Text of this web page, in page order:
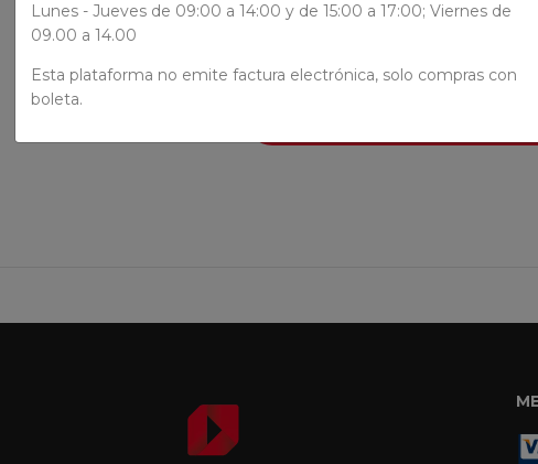
Lunes - Jueves de 09:00 a 14:00 y de 15:00 a 17:00; Viernes de
09.00 a 14.00
Esta plataforma no emite factura electrónica, solo compras con
boleta.